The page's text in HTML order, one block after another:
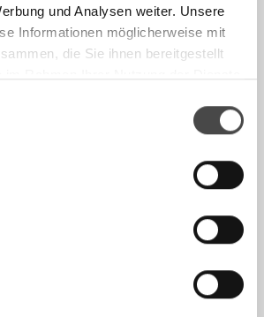
und Analysen weiter. Unsere
Informationen möglicherweise mit
die Sie ihnen bereitgestellt
ANGEBOT
€150,00